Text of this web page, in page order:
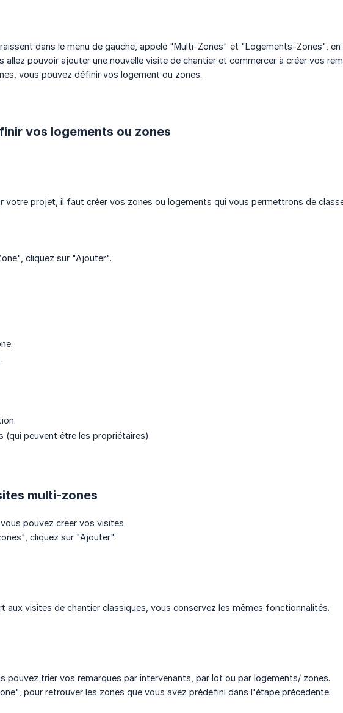
dans le menu de gauche, appelé "Multi-Zones" et "Logements-Zones",
pouvoir ajouter une nouvelle visite de chantier et commercer à créer vos
vous pouvez définir vos logement ou zones.
vos logements ou zones
votre projet, il faut créer vos zones ou logements qui vous permettrons de
cliquez sur "Ajouter".
(qui peuvent être les propriétaires).
multi-zones
pouvez créer vos visites.
cliquez sur "Ajouter".
aux visites de chantier classiques, vous conservez les mêmes fonctionnalités.
pouvez trier vos remarques par intervenants, par lot ou par logements/ zones.
pour retrouver les zones que vous avez prédéfini dans l'étape précédente.